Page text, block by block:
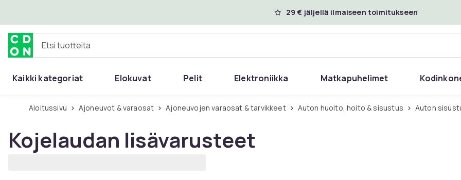
29 € jäljellä ilmaiseen toimitukseen
Etsi tuotteita
Kaikki kategoriat Elokuvat Pelit Elektroniikka Matkapuhelimet
Aloitussivu Ajoneuvot & varaosat Ajoneuvojen varaosat & tarvikkeet Auton huolto, hoito & sisustus Auton
Kojelaudan lisävarusteet